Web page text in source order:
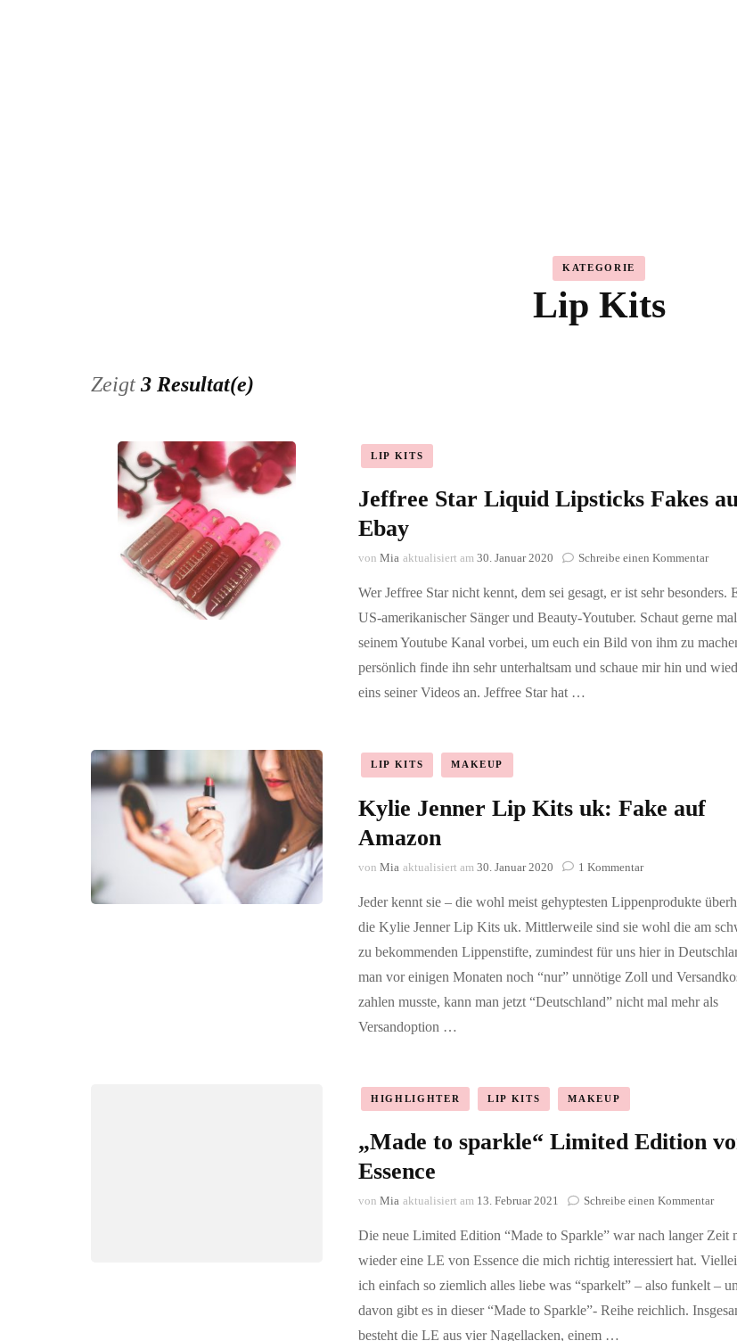
KATEGORIE
Lip Kits
Zeigt 3 Resultat(e)
LIP KITS
Jeffree Star Liquid Lipsticks Fakes
Ebay
von Mia aktualisiert am 30. Januar 2020 Schreibe einen Kommentarzu
Star
Liquid
Fakes
auf
Wer Jeffree Star nicht kennt, dem sei gesagt, er ist sehr besonders.
US-amerikanischer Sänger und Beauty-Youtuber. Schaut gerne
seinem Youtube Kanal vorbei, um euch ein Bild von ihm zu
persönlich finde ihn sehr unterhaltsam und schaue mir hin und
eins seiner Videos an. Jeffree Star hat …
LIP KITS MAKEUP
Kylie Jenner Lip Kits uk: Fake auf
Amazon
von Mia aktualisiert am 30. Januar 2020 1 Kommentarzu
Jenner
Lip
uk:
Fake
Amazon
Jeder kennt sie – die wohl meist gehyptesten Lippenprodukte
die Kylie Jenner Lip Kits uk. Mittlerweile sind sie wohl die am
zu bekommenden Lippenstifte, zumindest für uns hier in
man vor einigen Monaten noch “nur” unnötige Zoll und
zahlen musste, kann man jetzt “Deutschland” nicht mal mehr als
Versandoption …
HIGHLIGHTER LIP KITS MAKEUP
„Made to sparkle“ Limited Edition
Essence
von Mia aktualisiert am 13. Februar 2021 Schreibe einen Kommentarzu
to
von
Die neue Limited Edition “Made to Sparkle” war nach langer Zeit
wieder eine LE von Essence die mich richtig interessiert hat.
ich einfach so ziemlich alles liebe was “sparkelt” – also funkelt –
davon gibt es in dieser “Made to Sparkle”- Reihe reichlich.
besteht die LE aus vier Nagellacken, einem …